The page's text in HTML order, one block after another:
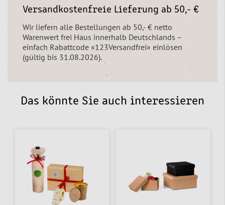
Versandkostenfreie Lieferung ab 50,- €
Wir liefern alle Bestellungen ab 50,- € netto
Warenwert frei Haus innerhalb Deutschlands –
einfach Rabattcode «123Versandfrei» einlösen
(gültig bis 31.08.2026).
Das könnte Sie auch interessieren